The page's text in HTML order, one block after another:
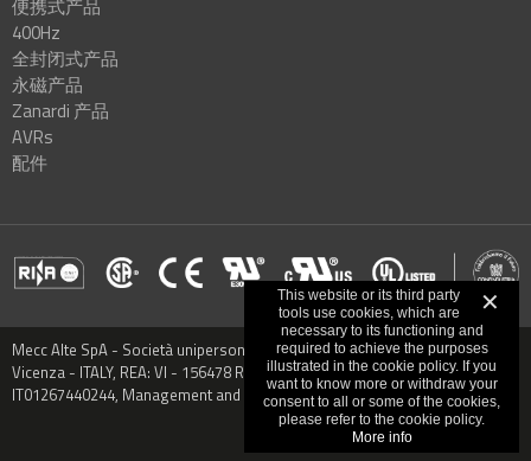
便携式产品
400Hz
全封闭式产品
永磁产品
Zanardi 产品
AVRs
配件
Mecc Alte SpA - Società unipersonale - Via Roma, 20 - 36051 Creazzo,
Vicenza - ITALY, REA: VI - 156478 Registered capital € 9.000.000,00 VAT:
IT01267440244, Management and Coordination: CO.MECC.FIN S.P.A.
✕
This website or its third party
tools use cookies, which are
necessary to its functioning and
required to achieve the purposes
illustrated in the cookie policy. If you
want to know more or withdraw your
consent to all or some of the cookies,
please refer to the cookie policy.
More info